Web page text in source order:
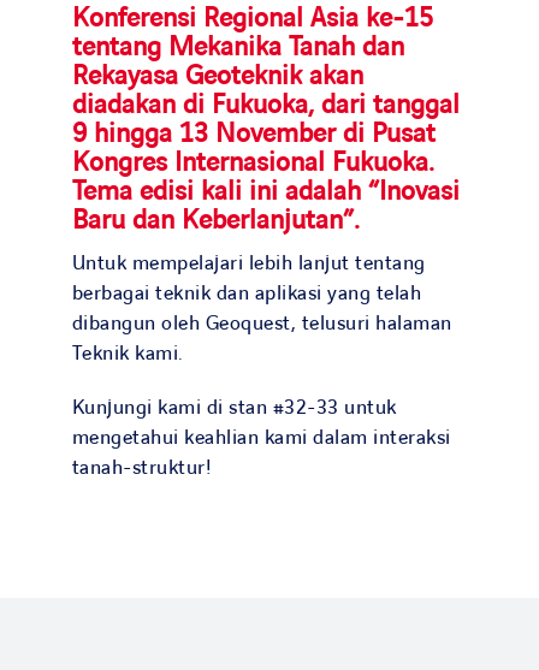
Konferensi Regional Asia ke-15
tentang Mekanika Tanah dan
Rekayasa Geoteknik akan
diadakan di Fukuoka, dari tanggal
9 hingga 13 November di Pusat
Kongres Internasional Fukuoka.
Tema edisi kali ini adalah “Inovasi
Baru dan Keberlanjutan”.
Untuk mempelajari lebih lanjut tentang
berbagai teknik dan aplikasi yang telah
dibangun oleh Geoquest, telusuri halaman
Teknik kami.
Kunjungi kami di stan #32-33 untuk
mengetahui keahlian kami dalam interaksi
tanah-struktur!